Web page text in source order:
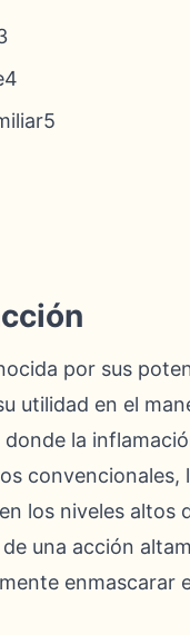
por sus
utilidad en el
la
los niveles
una acción
enmascarar